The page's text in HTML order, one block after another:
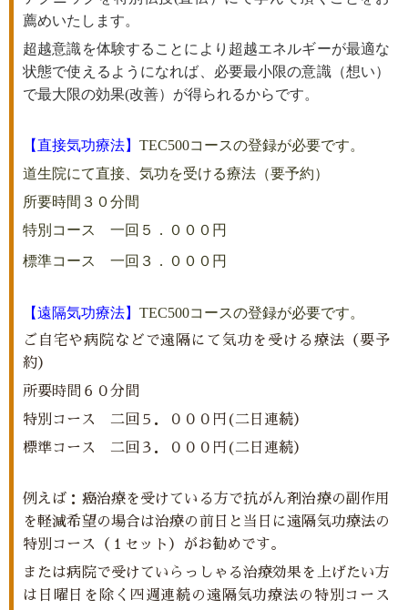
薦めいたします。
超越意識を体験することにより超越エネルギーが最適な
状態で使えるようになれば、 必要最小限の意識（想い）
で最大限の効果(改善）が得られるからです。
【直接気功療法】 TEC500コースの登録が必要です。
道生院にて直接、気功を受ける療法（要予約）
所要時間３０分間
特別コース 一回５．０００円
標準コース 一回３．０００円
【遠隔気功療法】 TEC500コースの登録が必要です。
ご自宅や病院などで遠隔にて気功を受ける療法（要予
約）
所要時間６０分間
特別コース 二回５．０００円(二日連続）
標準コース 二回３．０００円(二日連続）
例えば：癌治療を受けている方で抗がん剤治療の副作用
を軽減希望の場合は治療の前日と当日に遠隔気功療法の
特別コース（１セット）がお勧めです。
または病院で受けていらっしゃる治療効果を上げたい方
は日曜日を除く四週連続の遠隔気功療法の特別コース